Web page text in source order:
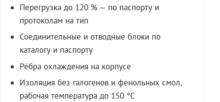
Перегрузка до 120 % — по паспорту и
протоколам на тип
Соединительные и отводные блоки по
каталогу и паспорту
Рёбра охлаждения на корпусе
Изоляция без галогенов и фенольных смол,
рабочая температура до 150 °C